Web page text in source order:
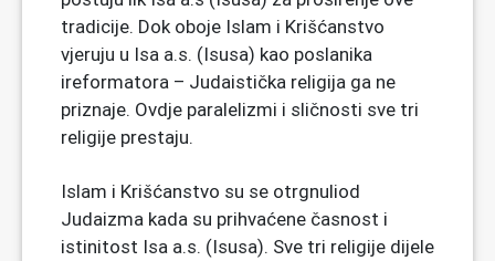
tradicije. Dok oboje Islam i Krišćanstvo
vjeruju u Isa a.s. (Isusa) kao poslanika
ireformatora – Judaistička religija ga ne
priznaje. Ovdje paralelizmi i sličnosti sve tri
religije prestaju.
Islam i Krišćanstvo su se otrgnuliod
Judaizma kada su prihvaćene časnost i
istinitost Isa a.s. (Isusa). Sve tri religije dijele